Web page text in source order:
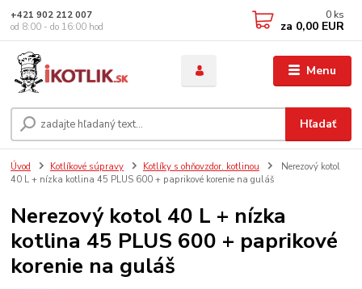
Menu
Hľadať
+421 902 212 007
od 8:00 - do 16:00 hod
0 ks
za 0,00 EUR
Úvod Kotlíkové súpravy Kotlíky s ohňovzdor. kotlinou
Nerezový kotol
40 L + nízka kotlina 45 PLUS 600 + paprikové korenie na guláš
Nerezový kotol 40 L + nízka
kotlina 45 PLUS 600 + paprikové
korenie na guláš